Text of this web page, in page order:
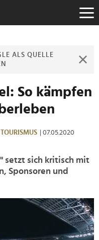
ALS QUELLE
So kämpfen
TOURISMUS | 07.05.2020
setzt sich kritisch mit
Sponsoren und